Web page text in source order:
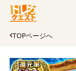
TOPページへ